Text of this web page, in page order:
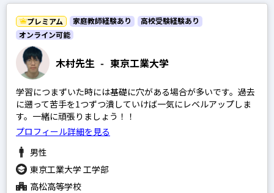
英語
政経現代社会
現代文
古文
漢文
理系数学
文系数学
物理
化学
木村先生 - 東京工業大学
プレミアム 家庭教師経験あり
高校受験経験あり
オンライン可能
学習につまずいた時には基礎に穴がある場合が多いです。過去
に遡って苦手を1つずつ潰していけば一気にレベルアップしま
す。一緒に頑張りましょう！！
プロフィール詳細を見る
男性
東京工業大学 工学部
高松高等学校